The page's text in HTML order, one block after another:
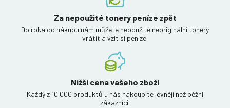
Za nepoužité tonery peníze zpět
Do roka od nákupu nám můžete nepoužité neoriginální tonery
vrátit a vzít si peníze.
Nižší cena vašeho zboží
Každý z 10 000 produktů u nás nakoupíte levněji než běžní
zákazníci.